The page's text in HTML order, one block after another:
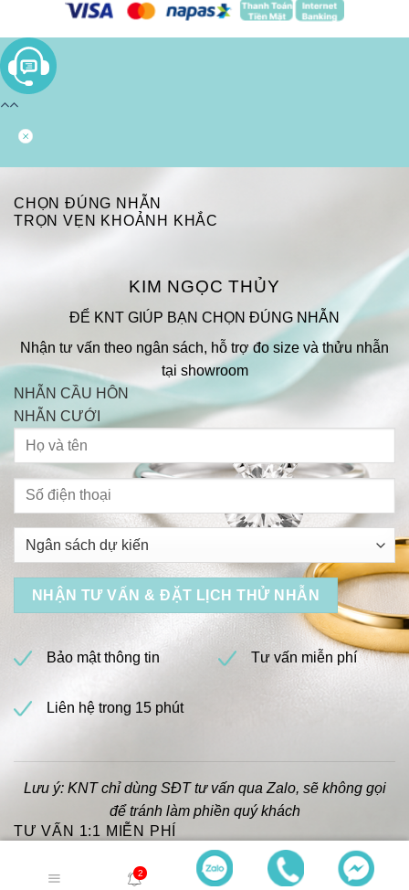
CHỌN ĐÚNG NHẪN
TRỌN VẸN KHOẢNH KHẮC
KIM NGỌC THỦY
ĐỂ KNT GIÚP BẠN CHỌN ĐÚNG NHẪN
Nhận tư vấn theo ngân sách, hỗ trợ đo size và thửu nhẫn
tại showroom
NHẪN CẦU HÔN
NHẪN CƯỚI
Bảo mật thông tin Tư vấn miễn phí
Liên hệ trong 15 phút
Lưu ý: KNT chỉ dùng SĐT tư vấn qua Zalo, sẽ không gọi
để tránh làm phiền quý khách
TƯ VẤN 1:1 MIỄN PHÍ